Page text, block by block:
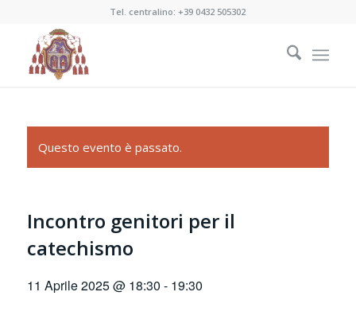
Tel. centralino:+39 0432 505302
Questo evento è passato.
Incontro genitori per il
catechismo
11 Aprile 2025 @ 18:30 - 19:30